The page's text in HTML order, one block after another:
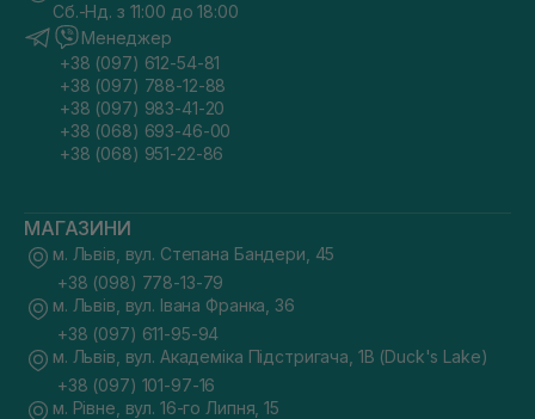
Сб.-Нд. з 11:00 до 18:00
Менеджер
+38 (097) 612-54-81
+38 (097) 788-12-88
+38 (097) 983-41-20
+38 (068) 693-46-00
+38 (068) 951-22-86
МАГАЗИНИ
м. Львів, вул. Степана Бандери, 45
+38 (098) 778-13-79
м. Львів, вул. Івана Франка, 36
+38 (097) 611-95-94
м. Львів, вул. Академіка Підстригача, 1В (Duck's Lake)
+38 (097) 101-97-16
м. Рівне, вул. 16-го Липня, 15